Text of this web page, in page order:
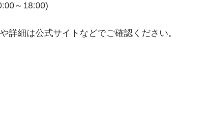
～18:00)
細は公式サイトなどでご確認ください。